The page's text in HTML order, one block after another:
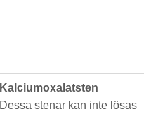
Kalciumoxalatsten
Dessa stenar kan inte lösas